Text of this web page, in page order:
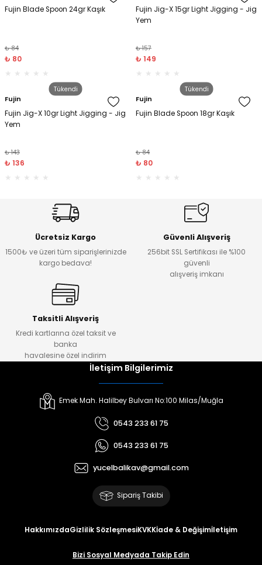
Fujin Blade Spoon 24gr Kaşık
₺ 84
₺ 80
Fujin Jig-X 15gr Light Jigging - Jig
Yem
₺ 157
₺ 149
Tükendi
Fujin
Fujin Jig-X 10gr Light Jigging - Jig
Yem
₺ 143
₺ 136
Tükendi
Fujin
Fujin Blade Spoon 18gr Kaşık
₺ 84
₺ 80
Ücretsiz Kargo
1500₺ ve üzeri tüm siparişlerinizde
kargo bedava!
Güvenli Alışveriş
256bit SSL Sertifikası ile %100
güvenli
alışveriş imkanı
Taksitli Alışveriş
Kredi kartlarına özel taksit ve
banka
havalesine özel indirim
İletişim Bilgilerimiz
Emek Mah. Halilbey Bulvarı No:100 Milas/Muğla
0543 233 61 75
0543 233 61 75
yucelbalikav@gmail.com
Sipariş Takibi
HakkımızdaGizlilik SözleşmesiKVKKİade & Değişimİletişim
Bizi Sosyal Medyada Takip Edin